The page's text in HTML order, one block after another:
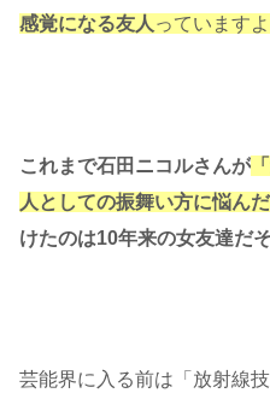
感覚になる友人 っていますよ
これまで石田ニコルさんが
人としての振舞い方に悩んだ
けたのは10年来の女友達だそ
芸能界に入る前は「放射線